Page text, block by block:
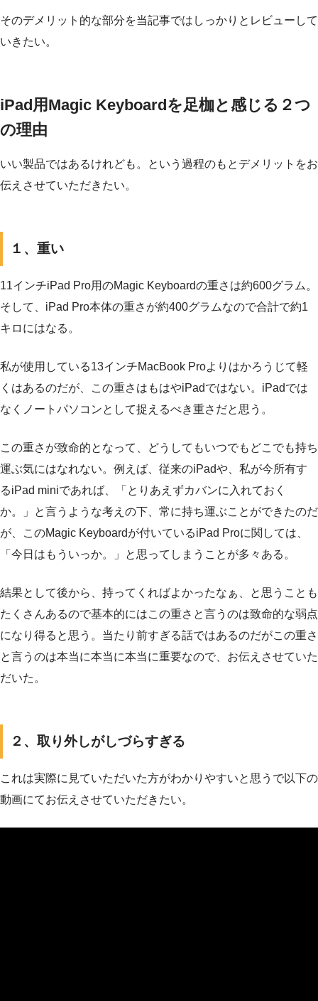
そのデメリット的な部分を当記事ではしっかりとレビューして
いきたい。
iPad用Magic Keyboardを足枷と感じる２つ
の理由
いい製品ではあるけれども。という過程のもとデメリットをお
伝えさせていただきたい。
１、重い
11インチiPad Pro用のMagic Keyboardの重さは約600グラム。
そして、iPad Pro本体の重さが約400グラムなので合計で約1
キロにはなる。
私が使用している13インチMacBook Proよりはかろうじて軽
くはあるのだが、この重さはもはやiPadではない。iPadでは
なくノートパソコンとして捉えるべき重さだと思う。
この重さが致命的となって、どうしてもいつでもどこでも持ち
運ぶ気にはなれない。例えば、従来のiPadや、私が今所有す
るiPad miniであれば、「とりあえずカバンに入れておく
か。」と言うような考えの下、常に持ち運ぶことができたのだ
が、このMagic Keyboardが付いているiPad Proに関しては、
「今日はもういっか。」と思ってしまうことが多々ある。
結果として後から、持ってくればよかったなぁ、と思うことも
たくさんあるので基本的にはこの重さと言うのは致命的な弱点
になり得ると思う。当たり前すぎる話ではあるのだがこの重さ
と言うのは本当に本当に本当に重要なので、お伝えさせていた
だいた。
２、取り外しがしづらすぎる
これは実際に見ていただいた方がわかりやすいと思うで以下の
動画にてお伝えさせていただきたい。